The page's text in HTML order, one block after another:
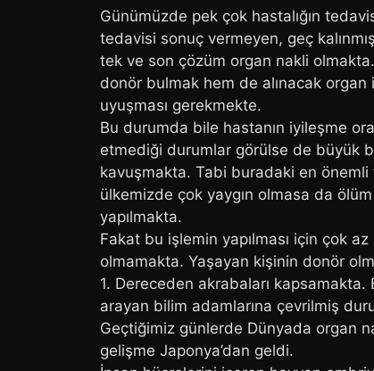
Günümüzde pek çok hastalığın
tedavisi sonuç vermeyen, geç
tek ve son çözüm organ nakli
donör bulmak hem de alınacak
uyuşması gerekmekte.
Bu durumda bile hastanın iyileşme
etmediği durumlar görülse de büyük
kavuşmakta. Tabi buradaki en önemli
ülkemizde çok yaygın olmasa da
yapılmakta.
Fakat bu işlemin yapılması için çok
olmamakta. Yaşayan kişinin donör
1. Dereceden akrabaları
arayan bilim adamlarına çevrilmiş
Geçtiğimiz günlerde Dünyada organ
gelişme Japonya’dan geldi.